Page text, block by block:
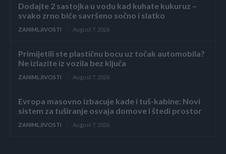
Dodajte 2 sastojka u vodu kad kuhate kukuruz –
svako zrno biće savršeno sočno i slatko
ZANIMLJIVOSTI August 7, 2026
Primijetili ste plastičnu bocu uz točak automobila?
Ne izlazite iz vozila bez ključa
ZANIMLJIVOSTI August 7, 2026
Evropa masovno izbacuje kade i tuš-kabine: Novi
sistem za tuširanje osvaja domove i štedi prostor
ZANIMLJIVOSTI August 7, 2026